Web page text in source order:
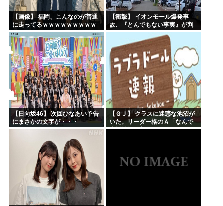
【画像】 福岡、こんなのが普通
に走ってるｗｗｗｗｗｗｗｗｗ
ｗｗｗｗｗｗｗ
【衝撃】 イオンモール爆発事
故、『とんでもない事実』が判
明してしまう・・・・・・
【日向坂46】 次回ひなあい予告
にまさかの文字が・・・
【ＧＪ】 クラスに迷惑な池沼が
いた。リーダー格のＡ「なんで
支援学級に入れないんです